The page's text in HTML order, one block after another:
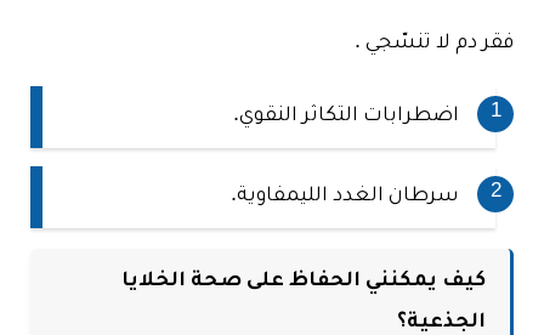
فقر دم لا تنسّجي .
اضطرابات التكاثر النقوي.
سرطان الغدد الليمفاوية.
كيف يمكنني الحفاظ على صحة الخلايا
الجذعية؟